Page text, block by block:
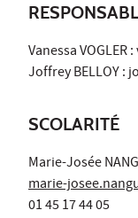
Vanessa
Joffrey BELLOY :
SCOLARITÉ
Marie-Josée
marie-
01 45 17 44 05